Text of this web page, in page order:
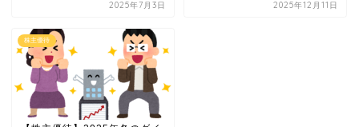
2025年7月3日 2025年12月11日
株主優待